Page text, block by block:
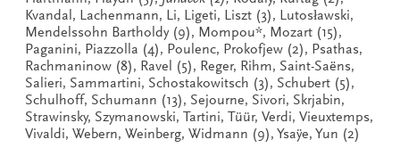
Kvandal, Lachenmann, Li, Ligeti, Liszt (3), Lutosławski,
Mendelssohn Bartholdy (9), Mompou*, Mozart (15),
Paganini, Piazzolla (4), Poulenc, Prokofjew (2), Psathas,
Rachmaninow (8), Ravel (5), Reger, Rihm, Saint-Saëns,
Salieri, Sammartini, Schostakowitsch (3), Schubert (5),
Schulhoff, Schumann (13), Sejourne, Sivori, Skrjabin,
Strawinsky, Szymanowski, Tartini, Tüür, Verdi, Vieuxtemps,
Vivaldi, Webern, Weinberg, Widmann (9), Ysaÿe, Yun (2)